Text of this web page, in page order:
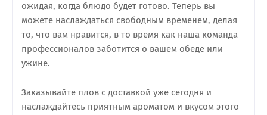
ожидая, когда блюдо будет готово. Теперь вы
можете наслаждаться свободным временем, делая
то, что вам нравится, в то время как наша команда
профессионалов заботится о вашем обеде или
ужине.
Заказывайте плов с доставкой уже сегодня и
наслаждайтесь приятным ароматом и вкусом этого